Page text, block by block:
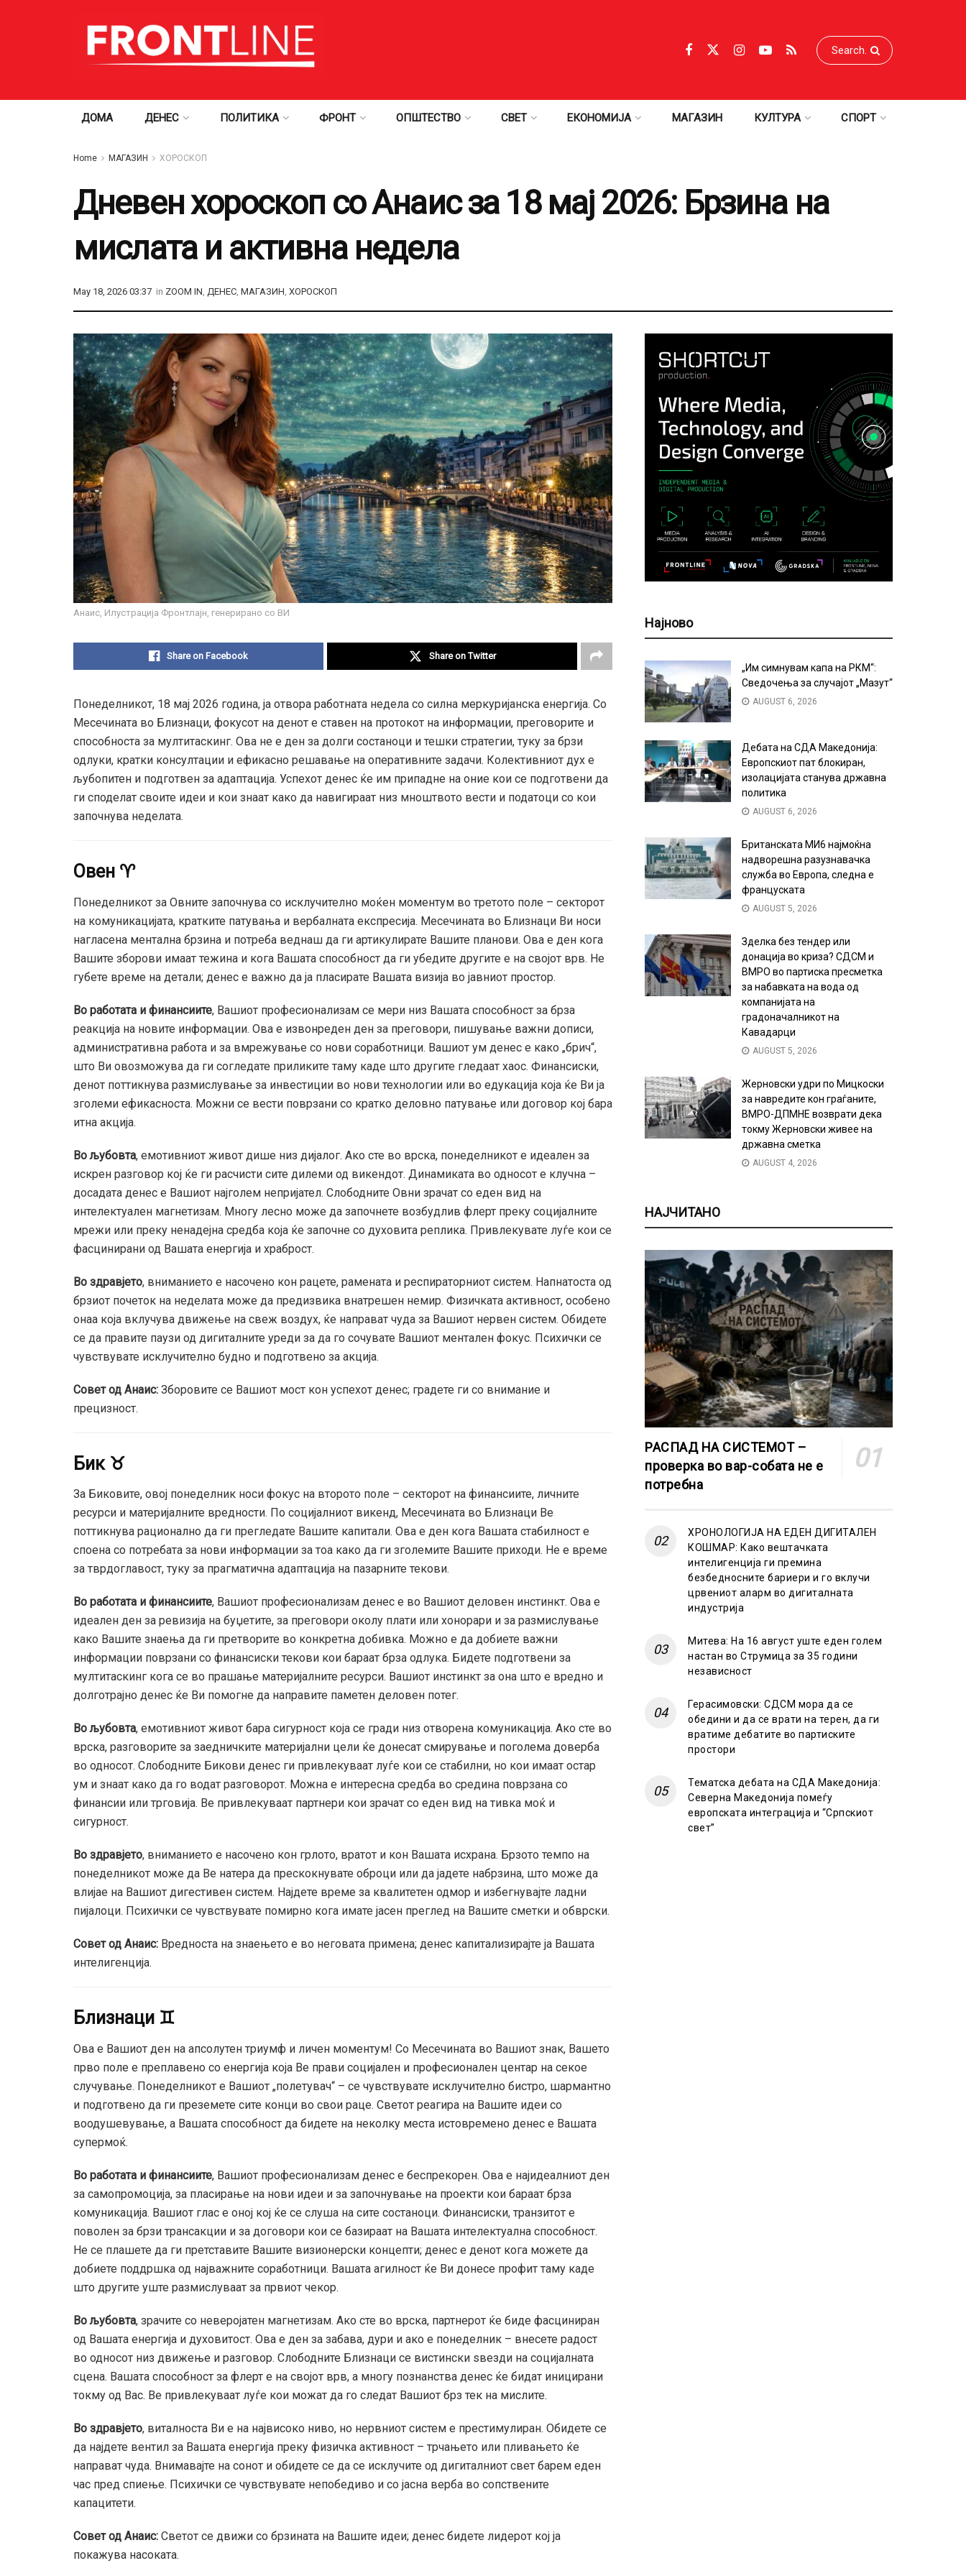
ДОМА ДЕНЕС ПОЛИТИКА ФРОНТ ОПШТЕСТВО СВЕТ ЕКОНОМИЈА МАГАЗИН КУЛТУРА СПОРТ
Home МАГАЗИН ХОРОСКОП
Дневен хороскоп со Анаис за 18 мај 2026: Брзина на
мислата и активна недела
May 18, 2026 03:37 in ZOOM IN, ДЕНЕС, МАГАЗИН, ХОРОСКОП
Анаис, Илустрација Фронтлајн, генерирано со ВИ
Share on Facebook Share on Twitter
Понеделникот, 18 мај 2026 година, ја отвора работната недела со силна меркуријанска енергија. Со
Месечината во Близнаци, фокусот на денот е ставен на протокот на информации, преговорите и
способноста за мултитаскинг. Ова не е ден за долги состаноци и тешки стратегии, туку за брзи
одлуки, кратки консултации и ефикасно решавање на оперативните задачи. Колективниот дух е
љубопитен и подготвен за адаптација. Успехот денес ќе им припадне на оние кои се подготвени да
ги споделат своите идеи и кои знаат како да навигираат низ мноштвото вести и податоци со кои
започнува неделата.
Овен ♈
Понеделникот за Овните започнува со исклучително моќен моментум во третото поле – секторот
на комуникацијата, кратките патувања и вербалната експресија. Месечината во Близнаци Ви носи
нагласена ментална брзина и потреба веднаш да ги артикулирате Вашите планови. Ова е ден кога
Вашите зборови имаат тежина и кога Вашата способност да ги убедите другите е на својот врв. Не
губете време на детали; денес е важно да ја пласирате Вашата визија во јавниот простор.
Во работата и финансиите, Вашиот професионализам се мери низ Вашата способност за брза
реакција на новите информации. Ова е извонреден ден за преговори, пишување важни дописи,
административна работа и за вмрежување со нови соработници. Вашиот ум денес е како „брич“,
што Ви овозможува да ги согледате приликите таму каде што другите гледаат хаос. Финансиски,
денот поттикнува размислување за инвестиции во нови технологии или во едукација која ќе Ви ја
зголеми ефикасноста. Можни се вести поврзани со кратко деловно патување или договор кој бара
итна акција.
Во љубовта, емотивниот живот дише низ дијалог. Ако сте во врска, понеделникот е идеален за
искрен разговор кој ќе ги расчисти сите дилеми од викендот. Динамиката во односот е клучна –
досадата денес е Вашиот најголем непријател. Слободните Овни зрачат со еден вид на
интелектуален магнетизам. Многу лесно може да започнете возбудлив флерт преку социјалните
мрежи или преку ненадејна средба која ќе започне со духовита реплика. Привлекувате луѓе кои се
фасцинирани од Вашата енергија и храброст.
Во здравјето, вниманието е насочено кон рацете, рамената и респираторниот систем. Напнатоста од
брзиот почеток на неделата може да предизвика внатрешен немир. Физичката активност, особено
онаа која вклучува движење на свеж воздух, ќе направат чуда за Вашиот нервен систем. Обидете
се да правите паузи од дигиталните уреди за да го сочувате Вашиот ментален фокус. Психички се
чувствувате исклучително будно и подготвено за акција.
Совет од Анаис: Зборовите се Вашиот мост кон успехот денес; градете ги со внимание и
прецизност.
Бик ♉
За Биковите, овој понеделник носи фокус на второто поле – секторот на финансиите, личните
ресурси и материјалните вредности. По социјалниот викенд, Месечината во Близнаци Ве
поттикнува рационално да ги прегледате Вашите капитали. Ова е ден кога Вашата стабилност е
споена со потребата за нови информации за тоа како да ги зголемите Вашите приходи. Не е време
за тврдоглавост, туку за прагматична адаптација на пазарните текови.
Во работата и финансиите, Вашиот професионализам денес е во Вашиот деловен инстинкт. Ова е
идеален ден за ревизија на буџетите, за преговори околу плати или хонорари и за размислување
како Вашите знаења да ги претворите во конкретна добивка. Можно е да добиете важни
информации поврзани со финансиски текови кои бараат брза одлука. Бидете подготвени за
мултитаскинг кога се во прашање материјалните ресурси. Вашиот инстинкт за она што е вредно и
долготрајно денес ќе Ви помогне да направите паметен деловен потег.
Во љубовта, емотивниот живот бара сигурност која се гради низ отворена комуникација. Ако сте во
врска, разговорите за заедничките материјални цели ќе донесат смирување и поголема доверба
во односот. Слободните Бикови денес ги привлекуваат луѓе кои се стабилни, но кои имаат остар
ум и знаат како да го водат разговорот. Можна е интересна средба во средина поврзана со
финансии или трговија. Ве привлекуваат партнери кои зрачат со еден вид на тивка моќ и
сигурност.
Во здравјето, вниманието е насочено кон грлото, вратот и кон Вашата исхрана. Брзото темпо на
понеделникот може да Ве натера да прескокнувате оброци или да јадете набрзина, што може да
влијае на Вашиот дигестивен систем. Најдете време за квалитетен одмор и избегнувајте ладни
пијалоци. Психички се чувствувате помирно кога имате јасен преглед на Вашите сметки и обврски.
Совет од Анаис: Вредноста на знаењето е во неговата примена; денес капитализирајте ја Вашата
интелигенција.
Близнаци ♊
Ова е Вашиот ден на апсолутен триумф и личен моментум! Со Месечината во Вашиот знак, Вашето
прво поле е преплавено со енергија која Ве прави социјален и професионален центар на секое
случување. Понеделникот е Вашиот „полетувач“ – се чувствувате исклучително бистро, шармантно
и подготвено да ги преземете сите конци во свои раце. Светот реагира на Вашите идеи со
воодушевување, а Вашата способност да бидете на неколку места истовремено денес е Вашата
супермоќ.
Во работата и финансиите, Вашиот професионализам денес е беспрекорен. Ова е најидеалниот ден
за самопромоција, за пласирање на нови идеи и за започнување на проекти кои бараат брза
комуникација. Вашиот глас е оној кој ќе се слуша на сите состаноци. Финансиски, транзитот е
поволен за брзи трансакции и за договори кои се базираат на Вашата интелектуална способност.
Не се плашете да ги претставите Вашите визионерски концепти; денес е денот кога можете да
добиете поддршка од најважните соработници. Вашата агилност ќе Ви донесе профит таму каде
што другите уште размислуваат за првиот чекор.
Во љубовта, зрачите со неверојатен магнетизам. Ако сте во врска, партнерот ќе биде фасциниран
од Вашата енергија и духовитост. Ова е ден за забава, дури и ако е понеделник – внесете радост
во односот низ движење и разговор. Слободните Близнаци се вистински ѕвезди на социјалната
сцена. Вашата способност за флерт е на својот врв, а многу познанства денес ќе бидат иницирани
токму од Вас. Ве привлекуваат луѓе кои можат да го следат Вашиот брз тек на мислите.
Во здравјето, виталноста Ви е на највисоко ниво, но нервниот систем е престимулиран. Обидете се
да најдете вентил за Вашата енергија преку физичка активност – трчањето или пливањето ќе
направат чуда. Внимавајте на сонот и обидете се да се исклучите од дигиталниот свет барем еден
час пред спиење. Психички се чувствувате непобедиво и со јасна верба во сопствените
капацитети.
Совет од Анаис: Светот се движи со брзината на Вашите идеи; денес бидете лидерот кој ја
покажува насоката.
Најново
„Им симнувам капа на РКМ“:
Сведочења за случајот „Мазут“
AUGUST 6, 2026
Дебата на СДА Македонија:
Европскиот пат блокиран,
изолацијата станува државна
политика
AUGUST 6, 2026
Британската МИ6 најмоќна
надворешна разузнавачка
служба во Европа, следна е
француската
AUGUST 5, 2026
Зделка без тендер или
донација во криза? СДСМ и
ВМРО во партиска пресметка
за набавката на вода од
компанијата на
градоначалникот на
Кавадарци
AUGUST 5, 2026
Жерновски удри по Мицкоски
за навредите кон граѓаните,
ВМРО-ДПМНЕ возврати дека
токму Жерновски живее на
државна сметка
AUGUST 4, 2026
НАЈЧИТАНО
РАСПАД НА СИСТЕМОТ –
проверка во вар-собата не е
потребна
ХРОНОЛОГИЈА НА ЕДЕН ДИГИТАЛЕН
КОШМАР: Како вештачката
интелигенција ги премина
безбедносните бариери и го вклучи
црвениот аларм во дигиталната
индустрија
Митева: На 16 август уште еден голем
настан во Струмица за 35 години
независност
Герасимовски: СДСМ мора да се
обедини и да се врати на терен, да ги
вратиме дебатите во партиските
простори
Тематска дебата на СДА Македонија:
Северна Македонија помеѓу
европската интеграција и “Српскиот
свет”